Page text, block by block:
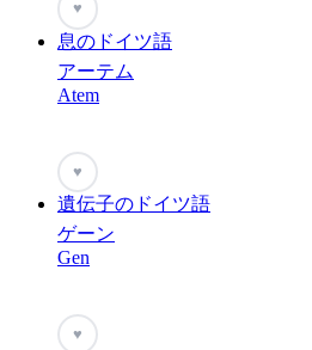
♥
息のドイツ語
アーテム
Atem
♥
遺伝子のドイツ語
ゲーン
Gen
♥